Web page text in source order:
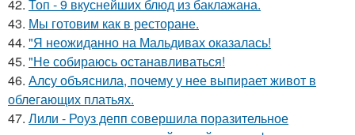
42. Топ - 9 вкуснейших блюд из баклажана.
43. Мы готовим как в ресторане.
44. "Я неожиданно на Мальдивах оказалась!
45. "Не собираюсь останавливаться!
46. Алсу объяснила, почему у нее выпирает живот в
облегающих платьях.
47. Лили - Роуз депп совершила поразительное